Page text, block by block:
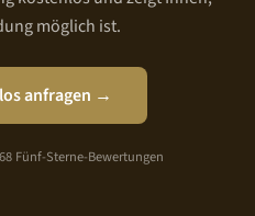
möglich ist.
anfragen →
Fünf-Sterne-Bewertungen